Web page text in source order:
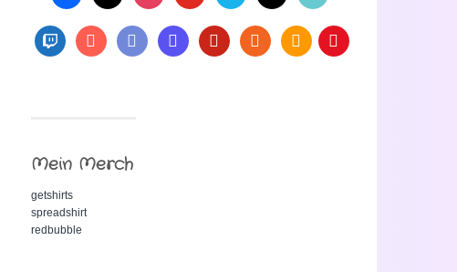
Mein Merch
getshirts
spreadshirt
redbubble